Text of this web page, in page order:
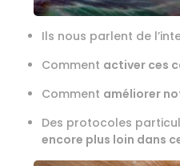
Ils nous parlent de
Comment activer ces
Comment améliorer
Des protocoles
encore plus loin dans